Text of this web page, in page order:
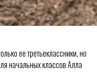
ее третьеклассники, но
начальных классов Алла